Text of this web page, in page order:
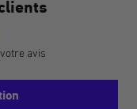
avis